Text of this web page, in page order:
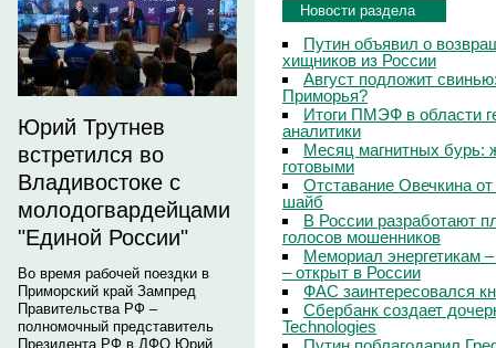
Юрий Трутнев
встретился во
Владивостоке с
молодогвардейцами
"Единой России"
Во время рабочей поездки в
Приморский край Зампред
Правительства РФ –
полномочный представитель
Президента РФ в ДФО Юрий
Новости раздела
Путин объявил о
хищников из России
Август подложит
Приморья?
Итоги ПМЭФ в области
аналитики
Месяц магнитных бурь:
готовыми
Отставание Овечкина
шайб
В России разработают
голосов мошенников
Мемориал энергетикам
– открыт в России
ФАС заинтересовался
Сбербанк создает
Technologies